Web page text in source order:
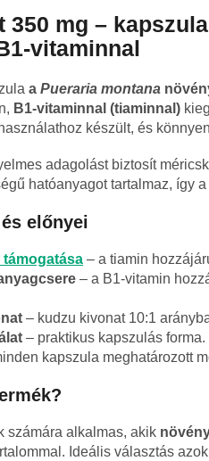
350 mg –
vitaminnal
a Pueraria montana
B1-vitaminnal (tiaminnal)
készült, és
adagolást biztosít
hatóanyagot tartalmaz, így
előnyei
– a tiamin
– a B1-vitamin
– kudzu kivonat 10:1
– praktikus kapszulás forma.
kapszula meghatározott
számára alkalmas, akik
Ideális választás